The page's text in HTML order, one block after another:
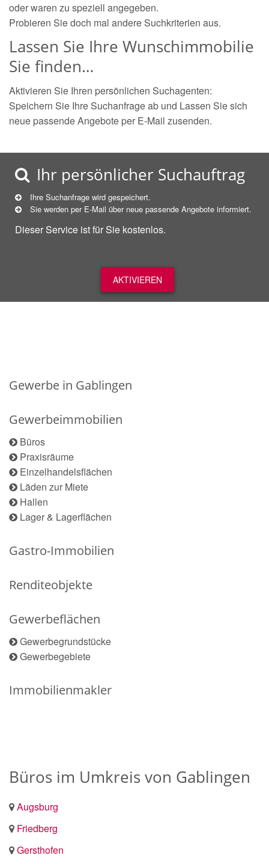
oder waren zu speziell angegeben.
Probieren Sie doch mal andere Suchkriterien aus.
Lassen Sie Ihre Wunschimmobilie
Sie finden…
Aktivieren Sie Ihren persönlichen Suchagenten:
Speichern Sie Ihre Suchanfrage ab und Lassen Sie sich
neue passende Angebote per E-Mail zusenden.
Ihr persönlicher Suchauftrag
Ihre Suchanfrage wird gespeichert.
Sie werden per E-Mail über neue passende Angebote informiert.
Dieser Service ist für Sie kostenlos.
AKTIVIEREN
Gewerbe in Gablingen
Gewerbeimmobilien
Büros
Praxisräume
Einzelhandelsflächen
Läden zur Miete
Hallen
Lager & Lagerflächen
Gastro-Immobilien
Renditeobjekte
Gewerbeflächen
Gewerbegrundstücke
Gewerbegebiete
Immobilienmakler
Büros im Umkreis von Gablingen
Augsburg
Friedberg
Gersthofen